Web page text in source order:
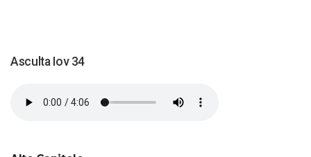
Asculta Iov 34